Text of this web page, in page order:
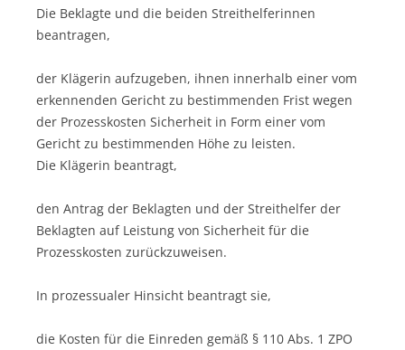
Die Beklagte und die beiden Streithelferinnen
beantragen,
der Klägerin aufzugeben, ihnen innerhalb einer vom
erkennenden Gericht zu bestimmenden Frist wegen
der Prozesskosten Sicherheit in Form einer vom
Gericht zu bestimmenden Höhe zu leisten.
Die Klägerin beantragt,
den Antrag der Beklagten und der Streithelfer der
Beklagten auf Leistung von Sicherheit für die
Prozesskosten zurückzuweisen.
In prozessualer Hinsicht beantragt sie,
die Kosten für die Einreden gemäß § 110 Abs. 1 ZPO